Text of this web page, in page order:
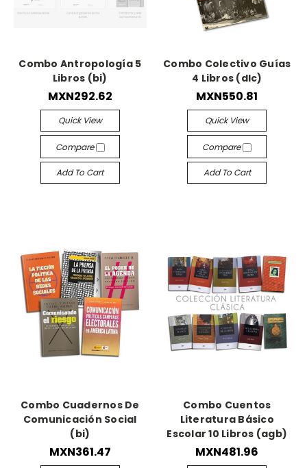
Combo Antropología 5
Libros (bi)
MXN292.62
Quick View
Compare
Add To Cart
Combo Colectivo Guías
4 Libros (dlc)
MXN550.81
Quick View
Compare
Add To Cart
Combo Cuadernos De
Comunicación Social
(bi)
MXN361.47
Combo Cuentos
Literatura Básico
Escolar 10 Libros (agb)
MXN481.96